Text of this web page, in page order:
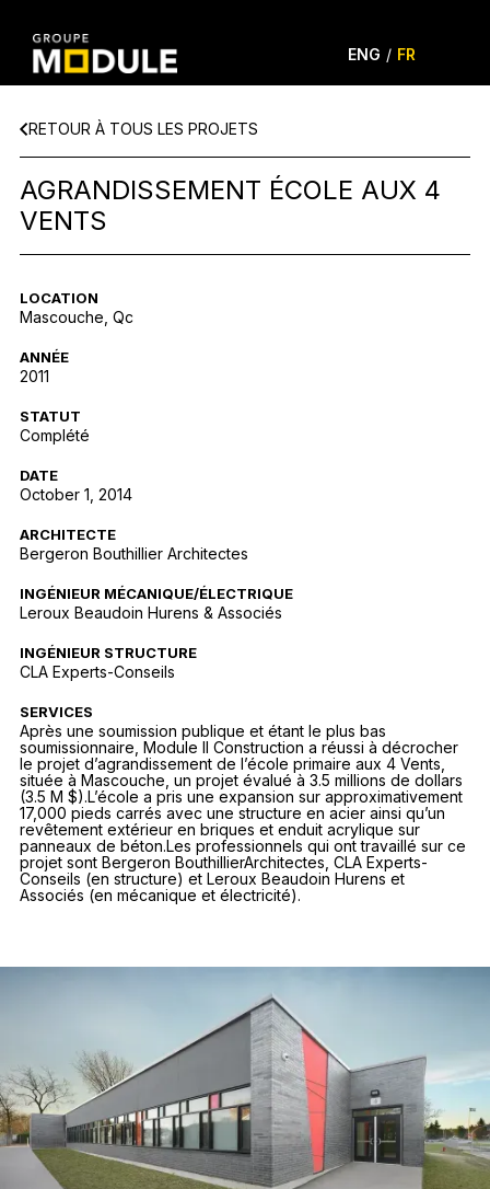
ENG / FR
RETOUR À TOUS LES PROJETS
AGRANDISSEMENT ÉCOLE AUX 4
VENTS
LOCATION
Mascouche, Qc
ANNÉE
2011
STATUT
Complété
DATE
October 1, 2014
ARCHITECTE
Bergeron Bouthillier Architectes
INGÉNIEUR MÉCANIQUE/ÉLECTRIQUE
Leroux Beaudoin Hurens & Associés
INGÉNIEUR STRUCTURE
CLA Experts-Conseils
SERVICES
Après une soumission publique et étant le plus bas
soumissionnaire, Module II Construction a réussi à décrocher
le projet d’agrandissement de l’école primaire aux 4 Vents,
située à Mascouche, un projet évalué à 3.5 millions de dollars
(3.5 M $).L’école a pris une expansion sur approximativement
17,000 pieds carrés avec une structure en acier ainsi qu’un
revêtement extérieur en briques et enduit acrylique sur
panneaux de béton.Les professionnels qui ont travaillé sur ce
projet sont Bergeron BouthillierArchitectes, CLA Experts-
Conseils (en structure) et Leroux Beaudoin Hurens et
Associés (en mécanique et électricité).